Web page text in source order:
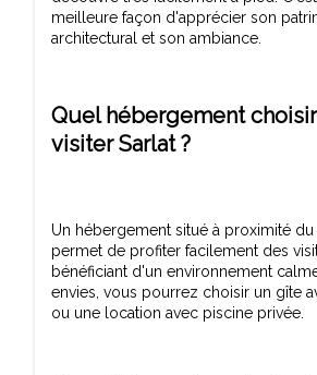
meilleure façon d'apprécier son
Quel hébergement
visiter Sarlat ?
Un hébergement situé à proximité
permet de profiter facilement des
bénéficiant d'un environnement
envies, vous pourrez choisir un gîte